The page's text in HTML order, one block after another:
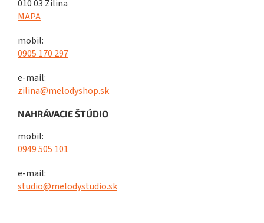
010 03 Žilina
MAPA
mobil:
0905 170 297
e-mail:
zilina@melodyshop.sk
NAHRÁVACIE ŠTÚDIO
mobil:
0949 505 101
e-mail:
studio@melodystudio.sk